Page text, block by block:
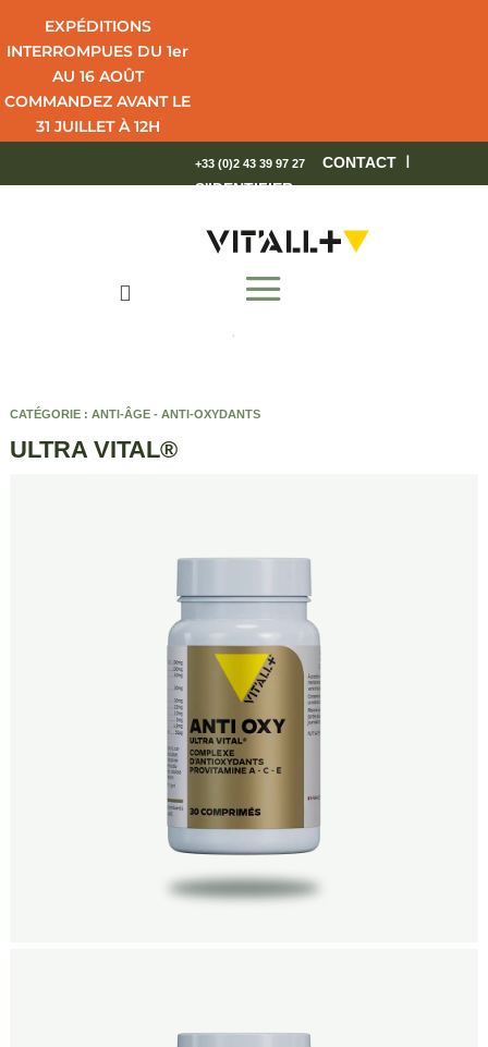
EXPÉDITIONS
INTERROMPUES DU 1er
AU 16 AOÛT
COMMANDEZ AVANT LE
31 JUILLET À 12H
+33 (0)2 43 39 97 27 CONTACT I
S'IDENTIFIER

CATÉGORIE : ANTI-ÂGE - ANTI-OXYDANTS
ULTRA VITAL®